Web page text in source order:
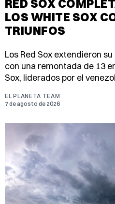
RED SOX
LOS WHITE SOX
TRIUNFOS
Los Red Sox extendieron
con una remontada de 13
Sox, liderados por el
EL PLANETA TEAM
7 de agosto de 2026